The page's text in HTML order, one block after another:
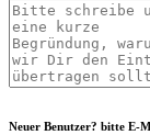
Neuer Benutzer? bitte E-